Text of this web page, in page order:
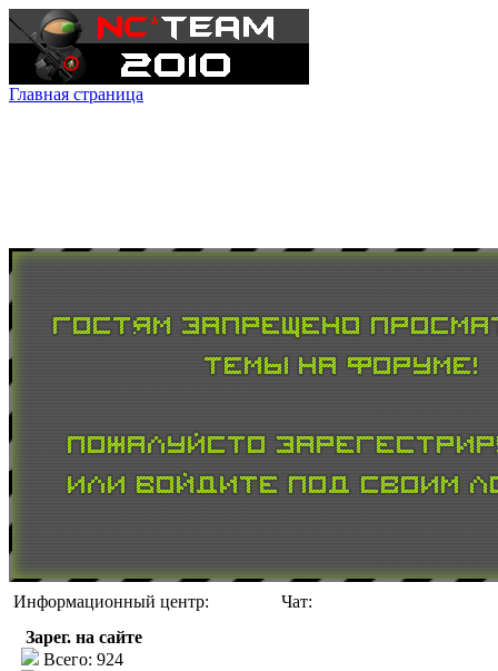
Главная страница
Информационный центр:
Чат:
Зарег. на сайте
Всего: 924